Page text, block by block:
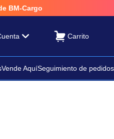
Cargo
Vende AquíSeguimiento de pedidos